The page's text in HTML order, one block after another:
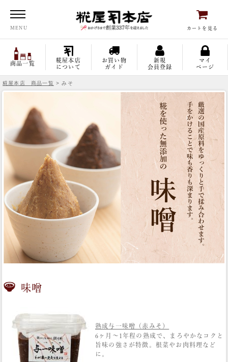
MENU カートを見る
商品一覧
糀屋本店
について
お買い物
ガイド
新規
会員登録
マイ
ページ
糀屋本店 商品一覧 > みそ
味噌
熟成与一味噌（赤みそ）
6ヶ月〜1年程の熟成で、まろやかなコクと
旨味の強さが特徴。根菜やお肉料理など
に。